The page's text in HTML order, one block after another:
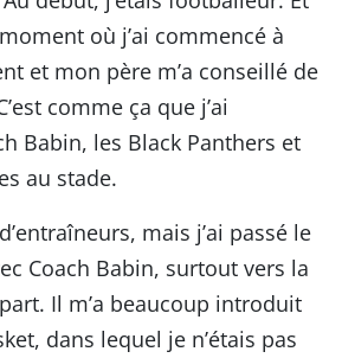
où j’ai commencé à
et mon père m’a conseillé de
comme ça que j’ai
Babin, les Black Panthers et
au stade.
mais j’ai passé le
Coach Babin, surtout vers la
Il m’a beaucoup introduit
dans lequel je n’étais pas